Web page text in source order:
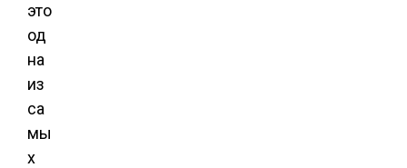
это
од
на
из
са
мы
х